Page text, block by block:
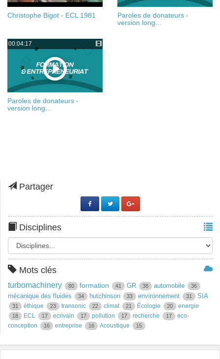
Christophe Bigot - ECL 1981
Paroles de donateurs -
version long…
00:04:17
Paroles de donateurs -
version long…
Partager
Disciplines
Mots clés
turbomachinery 80 formation 41 GR 38 automobile 36
mécanique des fluides 34 hutchinson 33 environnement 31 SIA
31 éthique 23 transonic 22 climat 21 Écologie 20 energie
18 ECL 17 ecrivain 17 pollution 17 recherche 17
eco-
conception
16 entreprise 16 Acoustique 15